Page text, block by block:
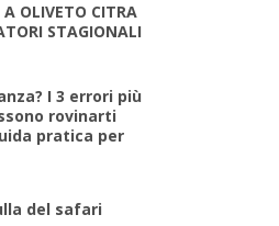
OLIVETO CITRA
STAGIONALI
I 3 errori più
rovinarti
pratica per
del safari